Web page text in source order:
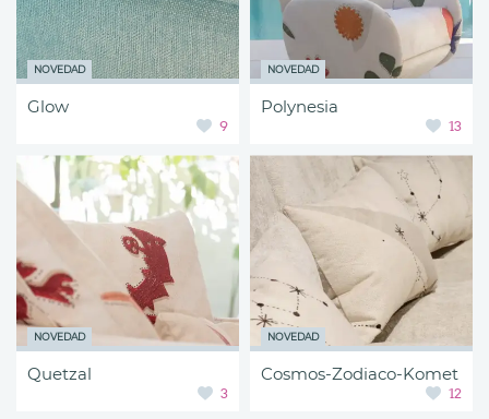
NOVEDAD
Glow
9
NOVEDAD
Polynesia
13
NOVEDAD
Quetzal
3
NOVEDAD
Cosmos-Zodiaco-Komet
12